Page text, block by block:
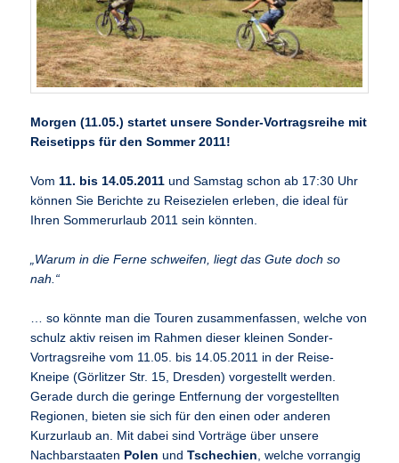
Morgen (11.05.) startet unsere Sonder-Vortragsreihe mit
Reisetipps für den Sommer 2011!
Vom 11. bis 14.05.2011 und Samstag schon ab 17:30 Uhr
können Sie Berichte zu Reisezielen erleben, die ideal für
Ihren Sommerurlaub 2011 sein könnten.
„Warum in die Ferne schweifen, liegt das Gute doch so
nah.“
… so könnte man die Touren zusammenfassen, welche von
schulz aktiv reisen im Rahmen dieser kleinen Sonder-
Vortragsreihe vom 11.05. bis 14.05.2011 in der Reise-
Kneipe (Görlitzer Str. 15, Dresden) vorgestellt werden.
Gerade durch die geringe Entfernung der vorgestellten
Regionen, bieten sie sich für den einen oder anderen
Kurzurlaub an. Mit dabei sind Vorträge über unsere
Nachbarstaaten Polen undTschechien, welche vorrangig